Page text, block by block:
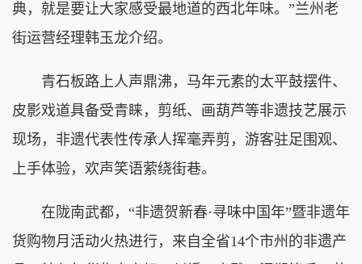
典，就是要让大家感受最地道的西北年味。”兰州老
街运营经理韩玉龙介绍。
青石板路上人声鼎沸，马年元素的太平鼓摆件、
皮影戏道具备受青睐，剪纸、画葫芦等非遗技艺展示
现场，非遗代表性传承人挥毫弄剪，游客驻足围观、
上手体验，欢声笑语萦绕街巷。
在陇南武都，“非遗贺新春·寻味中国年”暨非遗年
货购物月活动火热进行，来自全省14个市州的非遗产